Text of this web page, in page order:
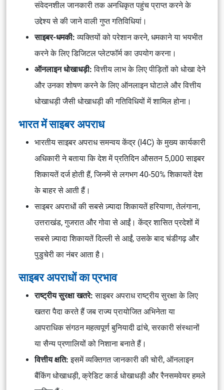
संवेदनशील जानकारी तक अनधिकृत पहुंच प्राप्त करने के
उद्देश्य से की जाने वाली गुप्त गतिविधियां।
साइबर-धमकी: व्यक्तियों को परेशान करने, धमकाने या भयभीत
करने के लिए डिजिटल प्लेटफॉर्म का उपयोग करना।
ऑनलाइन धोखाधड़ी: वित्तीय लाभ के लिए पीड़ितों को धोखा देने
और उनका शोषण करने के लिए ऑनलाइन घोटाले और वित्तीय
धोखाधड़ी जैसी धोखाधड़ी की गतिविधियों में शामिल होना।
भारत में साइबर अपराध
भारतीय साइबर अपराध समन्वय केंद्र (I4C) के मुख्य कार्यकारी
अधिकारी ने बताया कि देश में प्रतिदिन औसतन 5,000 साइबर
शिकायतें दर्ज होती हैं, जिनमें से लगभग 40-50% शिकायतें देश
के बाहर से आती हैं।
साइबर अपराधों की सबसे ज़्यादा शिकायतें हरियाणा, तेलंगाना,
उत्तराखंड, गुजरात और गोवा से आईं। केंद्र शासित प्रदेशों में
सबसे ज़्यादा शिकायतें दिल्ली से आईं, उसके बाद चंडीगढ़ और
पुडुचेरी का नंबर आता है।
साइबर अपराधों का प्रभाव
राष्ट्रीय सुरक्षा खतरे:साइबर अपराध राष्ट्रीय सुरक्षा के लिए
खतरा पैदा करते हैं जब राज्य प्रायोजित अभिनेता या
आपराधिक संगठन महत्वपूर्ण बुनियादी ढांचे, सरकारी संस्थानों
या सैन्य प्रणालियों को निशाना बनाते हैं।
वित्तीय क्षति:इसमें व्यक्तिगत जानकारी की चोरी, ऑनलाइन
बैंकिंग धोखाधड़ी, क्रेडिट कार्ड धोखाधड़ी और रैनसमवेयर हमले